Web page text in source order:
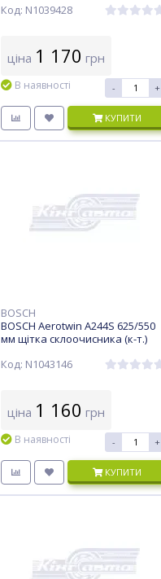
Код: N1039428
ціна 1 170 грн
В наявності - +
КУПИТИ
BOSCH
BOSCH Aerotwin A244S 625/550
мм щітка склоочисника (к-т.)
Код: N1043146
ціна 1 160 грн
В наявності - +
КУПИТИ